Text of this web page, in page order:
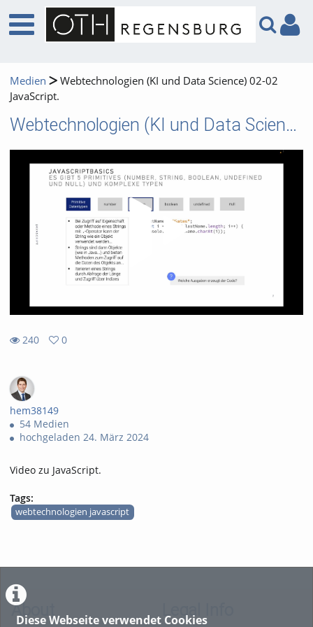
Diese Webseite verwendet Cookies
Medien
Webtechnologien (KI und Data Science) 02-02
JavaScript.
Webtechnologien (KI und Data Science) 02-02 JavaScript.
240
0
hem38149
54 Medien
hochgeladen 24. März 2024
Video zu JavaScript.
Tags:
webtechnologien javascript
About Legal Info